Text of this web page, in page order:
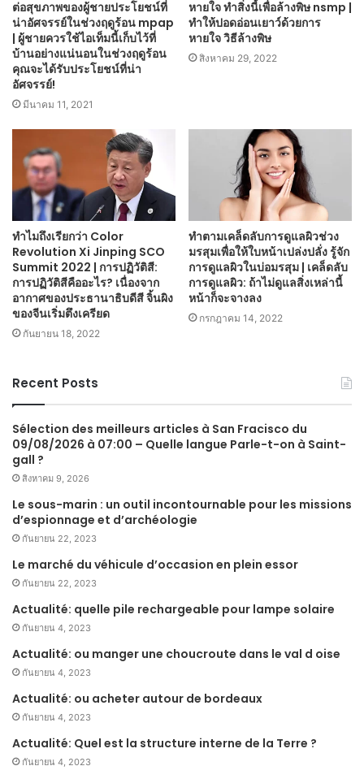
ต่อสุขภาพของผู้ชายประโยชน์ที่
น่าอัศจรรย์ในช่วงฤดูร้อน mpap
| ผู้ชายควรใช้ไอเท็มนี้เก็บไว้ที่
บ้านอย่างแน่นอนในช่วงฤดูร้อน
คุณจะได้รับประโยชน์ที่น่า
อัศจรรย์!
มีนาคม 11, 2021
หายใจ ทำสิ่งนี้เพื่อล้างพิษ nsmp |
ทำให้ปอดอ่อนเยาว์ด้วยการ
หายใจ วิธีล้างพิษ
สิงหาคม 29, 2022
ทำไมถึงเรียกว่า Color
Revolution Xi Jinping SCO
Summit 2022 | การปฏิวัติสี:
การปฏิวัติสีคืออะไร? เนื่องจาก
อากาศของประธานาธิบดีสี จิ้นผิง
ของจีนเริ่มตึงเครียด
กันยายน 18, 2022
ทำตามเคล็ดลับการดูแลผิวช่วง
มรสุมเพื่อให้ใบหน้าเปล่งปลั่ง รู้จัก
การดูแลผิวในบ่อมรสุม | เคล็ดลับ
การดูแลผิว: ถ้าไม่ดูแลสิ่งเหล่านี้
หน้าก็จะจางลง
กรกฎาคม 14, 2022
Recent Posts
Sélection des meilleurs articles à San Fracisco du
09/08/2026 à 07:00 – Quelle langue Parle-t-on à Saint-
gall ?
สิงหาคม 9, 2026
Le sous-marin : un outil incontournable pour les missions
d’espionnage et d’archéologie
กันยายน 22, 2023
Le marché du véhicule d’occasion en plein essor
กันยายน 22, 2023
Actualité: quelle pile rechargeable pour lampe solaire
กันยายน 4, 2023
Actualité: ou manger une choucroute dans le val d oise
กันยายน 4, 2023
Actualité: ou acheter autour de bordeaux
กันยายน 4, 2023
Actualité: Quel est la structure interne de la Terre ?
กันยายน 4, 2023